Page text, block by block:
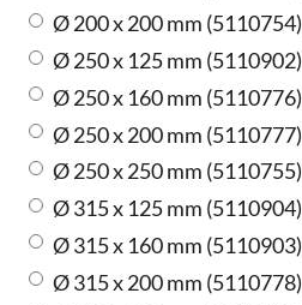
Ø 200 x 200 mm (5110754)
Ø 250 x 125 mm (5110902)
Ø 250 x 160 mm (5110776)
Ø 250 x 200 mm (5110777)
Ø 250 x 250 mm (5110755)
Ø 315 x 125 mm (5110904)
Ø 315 x 160 mm (5110903)
Ø 315 x 200 mm (5110778)